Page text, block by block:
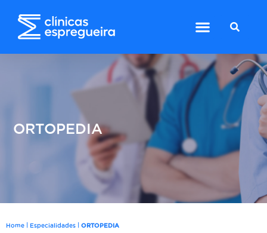
ORTOPEDIA
Home Especialidades ORTOPEDIA